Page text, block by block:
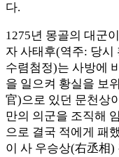
다.
1275년 몽골의 대군
자 사태후(역주: 당시
수렴첨정)는 사방에
을 일으켜 황실을 보
官)으로 있던 문천상
만의 의군을 조직해
으로 결국 적에게 패
이 사 우승상(右丞相